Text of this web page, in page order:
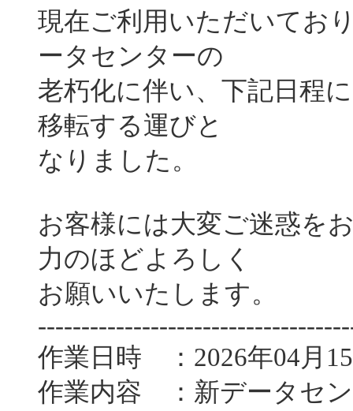
現在ご利用いただいてお
ータセンターの
老朽化に伴い、下記日程
移転する運びと
なりました。
お客様には大変ご迷惑を
力のほどよろしく
お願いいたします。
作業日時 ：2026年04月
作業内容 ：新データセ